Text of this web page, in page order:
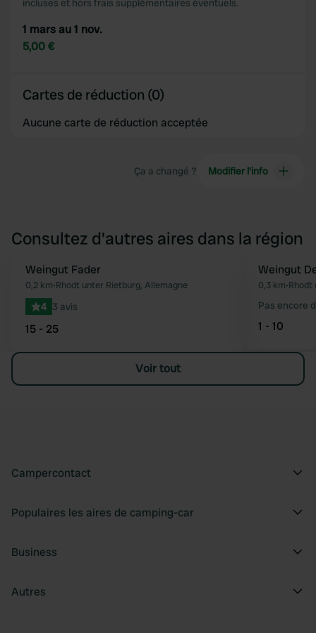
incluses et hors frais supplémentaires éventuels.
1 mars au 1 nov.
5,00 €
Cartes de réduction (0)
Aucune carte de réduction acceptée
Ça a changé ? Modifier l’info
Consultez d'autres aires dans la région
Préféré
Weingut Fader
0,2 km•Rhodt unter Rietburg, Allemagne
4 3 avis
15 - 25
Weingut
0,3 km•Rhodt
Pas encore
1 - 10
Voir tout
Campercontact
Populaires les aires de camping-car
Business
Autres